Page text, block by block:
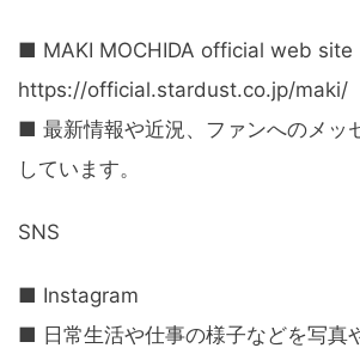
■ MAKI MOCHIDA official web site
https://official.stardust.co.jp/maki/
■ 最新情報や近況、ファンへのメッ
しています。
SNS
■ Instagram
■ 日常生活や仕事の様子などを写真